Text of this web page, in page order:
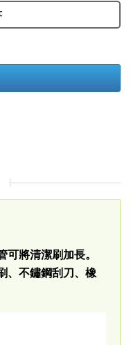
將清潔刷加長。
、不鏽鋼刮刀、橡